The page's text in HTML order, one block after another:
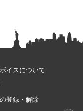
イスについて
登録・解除